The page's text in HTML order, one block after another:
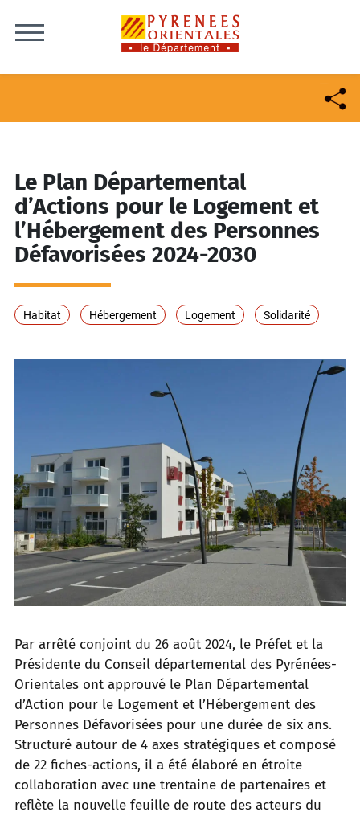
Le Plan Départemental
d’Actions pour le Logement et
l’Hébergement des Personnes
Défavorisées 2024-2030
Habitat Hébergement Logement Solidarité
Par arrêté conjoint du 26 août 2024, le Préfet et la
Présidente du Conseil départemental des Pyrénées-
Orientales ont approuvé le Plan Départemental
d’Action pour le Logement et l’Hébergement des
Personnes Défavorisées pour une durée de six ans.
Structuré autour de 4 axes stratégiques et composé
de 22 fiches-actions, il a été élaboré en étroite
collaboration avec une trentaine de partenaires et
reflète la nouvelle feuille de route des acteurs du